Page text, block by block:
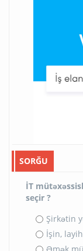
SORĞU
İT
seçir ?
Şirkətin
İşin,